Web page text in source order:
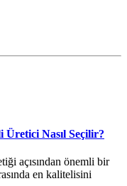
Üretici Nasıl Seçilir?
açısından önemli bir
en kalitelisini